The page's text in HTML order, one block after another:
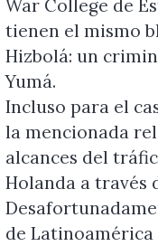
War College de
tienen el mismo
Hizbolá: un
Yumá.
Incluso para el
la mencionada
alcances del
Holanda a través
de